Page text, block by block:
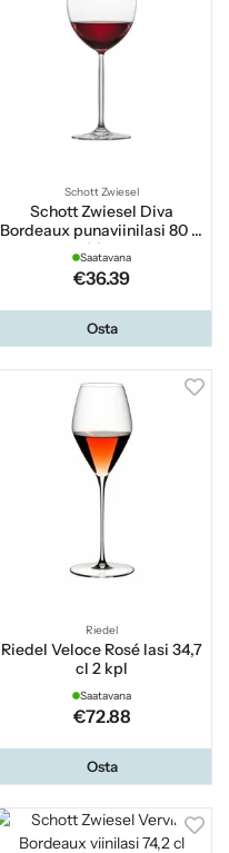
Schott Zwiesel
Schott Zwiesel Diva
Bordeaux punaviinilasi 80 cl
2 kpl
Saatavana
€36.39
Osta
Riedel
Riedel Veloce Rosé lasi 34,7
cl 2 kpl
Saatavana
€72.88
Osta